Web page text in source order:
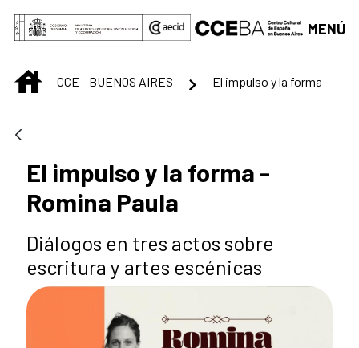
Saltar al contenido principal
MENÚ
INICIOCCE - BUENOS AIRES El impulso y la forma
El impulso y la forma -
Romina Paula
Diálogos en tres actos sobre
escritura y artes escénicas